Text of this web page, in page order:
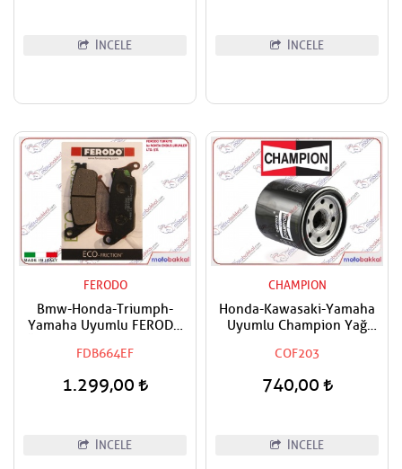
İNCELE İNCELE
FERODO
Bmw-Honda-Triumph-
Yamaha Uyumlu FERODO
FDB664EF
1.299,00
İNCELE
CHAMPION
Honda-Kawasaki-Yamaha
Uyumlu Champion Yağ
COF203
740,00
İNCELE